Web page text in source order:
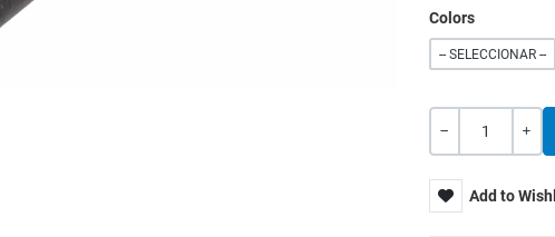
Colors
-- SELECCIONAR --
Cantidad
Add to